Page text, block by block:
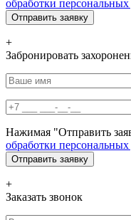
обработки
+
Забронировать
Нажимая "Отправить
обработки
+
Заказать звонок